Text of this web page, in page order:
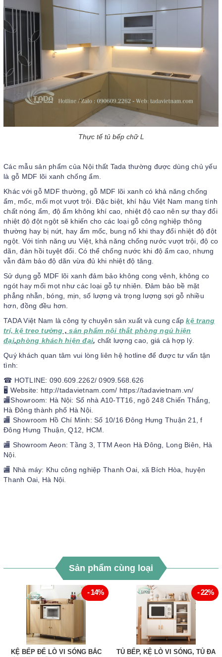
Thực tế tủ bếp chữ L
Các mẫu sản phẩm của Nội thất Tada thường được dùng chủ yếu
là gỗ MDF lõi xanh chống ẩm.
Khác với gỗ MDF thường, gỗ MDF lõi xanh có khả năng chống
ẩm, mốc, mối mọt vượt trội. Đặc biệt, khí hậu Việt Nam mang tính
chất nóng ẩm, độ ẩm không khí cao, nhiệt độ cao nên sự thay đổi
nhiệt độ đột ngột sẽ khiến cho các loại gỗ công nghiệp thông
thường hay bị nứt, hay ẩm mốc, bung nổ khi thay đổi nhiệt độ đột
ngột. Với tính năng ưu Việt, khả năng chống nước vượt trội, độ co
dãn, đàn hồi tuyệt đối. Có thể chống nước khi độ ẩm cao, nhưng
vẫn đảm bảo độ dãn vừa đủ khi nhiệt độ tăng.
Sử dụng gỗ MDF lõi xanh đảm bảo không cong vênh, không co
ngót hay mối mọt như các loại gỗ tự nhiên. Đảm bảo bề mặt
phẳng nhẵn, bóng, mịn, số lượng và trọng lượng sợi gỗ nhiều
hơn, đồng đều hơn.
TADA Việt Nam là công ty chuyên sản xuất và cung cấp kệ trang
trí, kệ treo tường , sản phẩm nội thất phòng ngủ hiện
đại,phòng khách hiện đại, chất lượng cao, giá cả hợp lý.
Quý khách quan tâm vui lòng liên hệ hotline để được tư vấn tận
tình:
☎ HOTLINE: 090.609.2262/ 0909.568.626
🖥 Website: http://tadavietnam.com/ https://tadavietnam.vn/
🏬Showroom: Hà Nội: Số nhà A10-TT16, ngõ 248 Chiến Thắng,
Hà Đông thành phố Hà Nội.
🏬 Showroom Hồ Chí Minh: Số 10/16 Đông Hưng Thuận 21, f
Đông Hưng Thuận, Q12, HCM.
🏬 Showroom Aeon: Tầng 3, TTM Aeon Hà Đông, Long Biên, Hà
Nội.
🏬 Nhà máy: Khu công nghiệp Thanh Oai, xã Bích Hòa, huyện
Thanh Oai, Hà Nội.
Sản phẩm cùng loại
- 14%
KỆ BẾP ĐỂ LÒ VI SÓNG BẮC
- 22%
TỦ BẾP, KỆ LÒ VI SÓNG, TỦ ĐA